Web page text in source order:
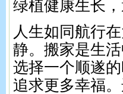
绿植健康生长
人生如同航行
静。搬家是生
选择一个顺遂
追求更多幸福